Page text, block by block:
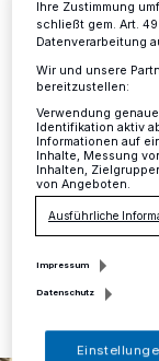
in der Abfolge
der Kirche St.
diversen
Verfügung zu
26.04.2024 ,
Ihre Zustimmung
schließt gem. Art.
Datenverarbeitung
Wir und unsere
bereitzustellen:
Verwendung
Identifikation aktiv
Informationen auf
Inhalte, Messung
Inhalten,
von Angeboten.
Ausführliche
Impressum
Datenschutz